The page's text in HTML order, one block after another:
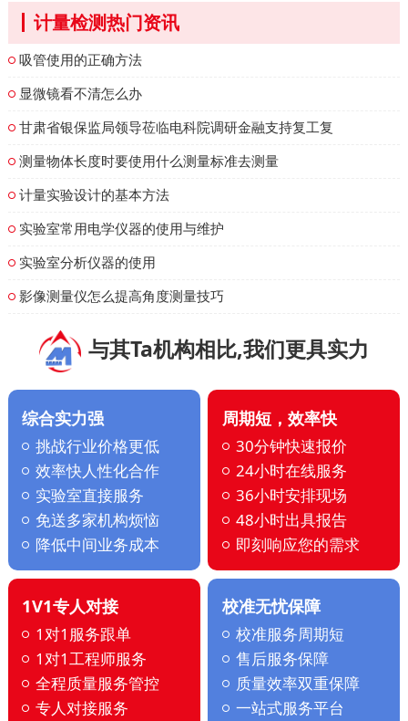
计量检测热门资讯
吸管使用的正确方法
显微镜看不清怎么办
甘肃省银保监局领导莅临电科院调研金融支持复工复
测量物体长度时要使用什么测量标准去测量
计量实验设计的基本方法
实验室常用电学仪器的使用与维护
实验室分析仪器的使用
影像测量仪怎么提高角度测量技巧
与其Ta机构相比,我们更具实力
综合实力强
挑战行业价格更低
效率快人性化合作
实验室直接服务
免送多家机构烦恼
降低中间业务成本
周期短，效率快
30分钟快速报价
24小时在线服务
36小时安排现场
48小时出具报告
即刻响应您的需求
1V1专人对接
1对1服务跟单
1对1工程师服务
全程质量服务管控
专人对接服务
校准无忧保障
校准服务周期短
售后服务保障
质量效率双重保障
一站式服务平台